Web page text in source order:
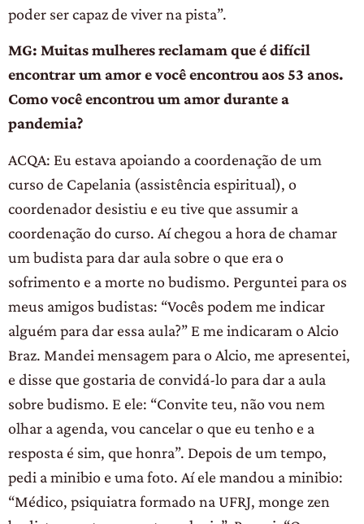
poder ser capaz de viver na pista”.
MG: Muitas mulheres reclamam que é difícil
encontrar um amor e você encontrou aos 53 anos.
Como você encontrou um amor durante a
pandemia?
ACQA: Eu estava apoiando a coordenação de um
curso de Capelania (assistência espiritual), o
coordenador desistiu e eu tive que assumir a
coordenação do curso. Aí chegou a hora de chamar
um budista para dar aula sobre o que era o
sofrimento e a morte no budismo. Perguntei para os
meus amigos budistas: “Vocês podem me indicar
alguém para dar essa aula?” E me indicaram o Alcio
Braz. Mandei mensagem para o Alcio, me apresentei,
e disse que gostaria de convidá-lo para dar a aula
sobre budismo. E ele: “Convite teu, não vou nem
olhar a agenda, vou cancelar o que eu tenho e a
resposta é sim, que honra”. Depois de um tempo,
pedi a minibio e uma foto. Aí ele mandou a minibio:
“Médico, psiquiatra formado na UFRJ, monge zen